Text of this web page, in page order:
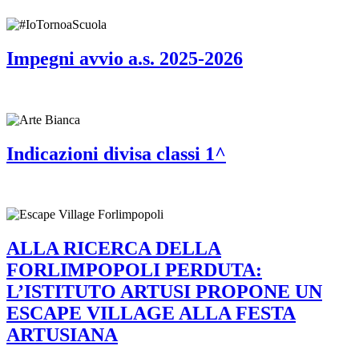
Impegni avvio a.s. 2025-2026
Indicazioni divisa classi 1^
ALLA RICERCA DELLA
FORLIMPOPOLI PERDUTA:
L’ISTITUTO ARTUSI PROPONE UN
ESCAPE VILLAGE ALLA FESTA
ARTUSIANA